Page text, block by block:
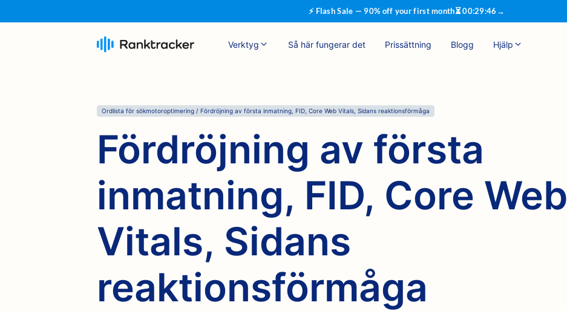
⚡ Flash Sale — 90% off your first month⏳00:29:45 →
Verktyg Så här fungerar det Prissättning Blogg Hjälp
Ordlista för sökmotoroptimering / Fördröjning av första inmatning, FID, Core Web Vitals, Sidans reaktionsförmåga
Fördröjning av första
inmatning, FID, Core Web
Vitals, Sidans
reaktionsförmåga